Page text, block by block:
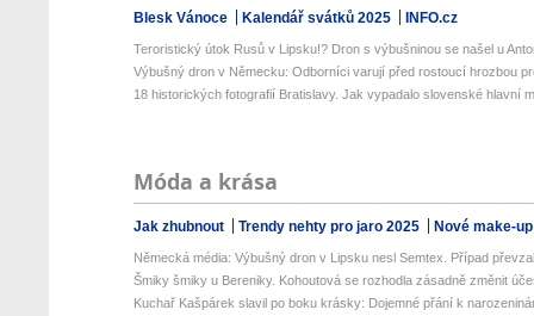
Blesk Vánoce Kalendář svátků 2025 INFO.cz
Teroristický útok Rusů v Lipsku!? Dron s výbušninou se našel u
Výbušný dron v Německu: Odborníci varují před rostoucí hrozbou
18 historických fotografií Bratislavy. Jak vypadalo slovenské hlavní
Móda a krása
Jak zhubnout Trendy nehty pro jaro 2025 Nové make-
Německá média: Výbušný dron v Lipsku nesl Semtex. Případ
Šmiky šmiky u Bereniky. Kohoutová se rozhodla zásadně změnit
Kuchař Kašpárek slavil po boku krásky: Dojemné přání k